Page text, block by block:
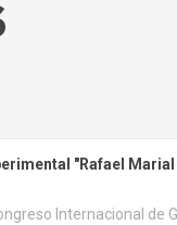
"Rafael
Internacional de